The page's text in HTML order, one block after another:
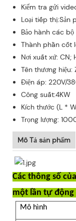
Kiểm tra gửi
Loại tiếp thị:Sản
Bảo hành các
Thành phần cốt
Nơi xuất xứ: CN;
Tên thương hiệu:
Điện áp: 220V/
Công suất:4KW
Kích thước (L *
Trọng lượng:
Mô Tả sản phẩm
Các thông số
một lần tự động
Mô hình